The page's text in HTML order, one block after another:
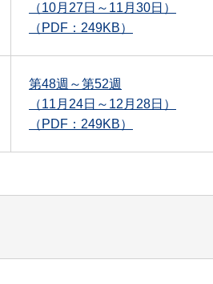
（10月27日～11月30日）
（PDF：249KB）
第48週～第52週
（11月24日～12月28日）
（PDF：249KB）